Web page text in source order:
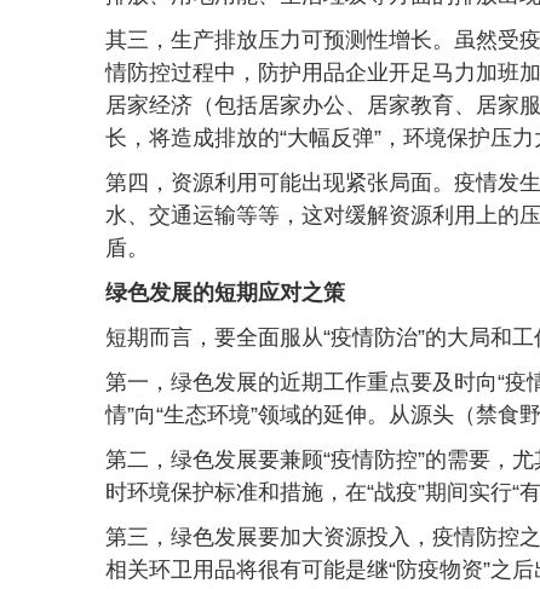
其三，生产排放压力可预测性增长。虽然受
情防控过程中，防护用品企业开足马力加班
居家经济（包括居家办公、居家教育、居家
长，将造成排放的“大幅反弹”，环境保护压力
第四，资源利用可能出现紧张局面。疫情发
水、交通运输等等，这对缓解资源利用上的
盾。
绿色发展的短期应对之策
短期而言，要全面服从“疫情防治”的大局和
第一，绿色发展的近期工作重点要及时向“疫
情”向“生态环境”领域的延伸。从源头（禁食
第二，绿色发展要兼顾“疫情防控”的需要，
时环境保护标准和措施，在“战疫”期间实行“
第三，绿色发展要加大资源投入，疫情防控
相关环卫用品将很有可能是继“防疫物资”之